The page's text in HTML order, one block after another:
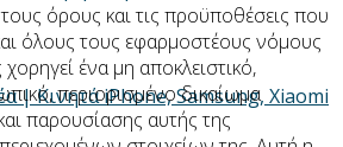
όρους και τις προϋποθέσεις που
όλους τους εφαρμοστέους νόμους
ένα μη αποκλειστικό,
περιορισμένο δικαίωμα
παρουσίασης αυτής της